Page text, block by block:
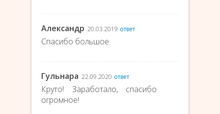
Александр 20.03.2019 ответ
Спасибо большое
Гульнара 22.09.2020 ответ
Круто! Заработало, спасибо
огромное!